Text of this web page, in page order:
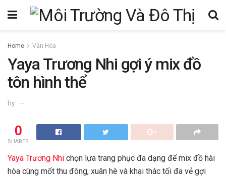
Home Văn Hóa
Yaya Trương Nhi gợi ý mix đồ
tôn hình thể
by
0
SHARES
Yaya Trương Nhi chọn lựa trang phục đa dạng để mix đồ hài
hòa cùng mốt thu đông, xuân hè và khai thác tối đa vẻ gợi